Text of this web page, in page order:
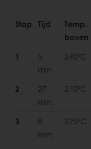
Stap Tijd
Temp.
boven
1
5
min.
240°C
2
27
min.
210°C
3
8
min.
225°C